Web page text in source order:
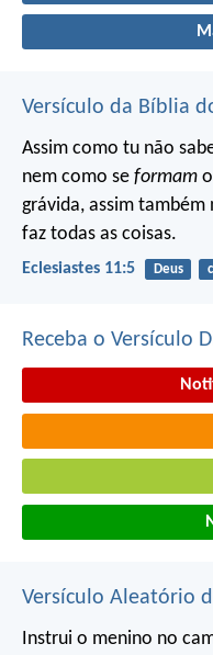
Versículo da Bíblia
Assim como tu não
nem como se formam
grávida, assim também
faz todas as coisas.
Eclesiastes 11:5 Deus
Receba o Versículo
Versículo Aleatório
Instrui o menino no